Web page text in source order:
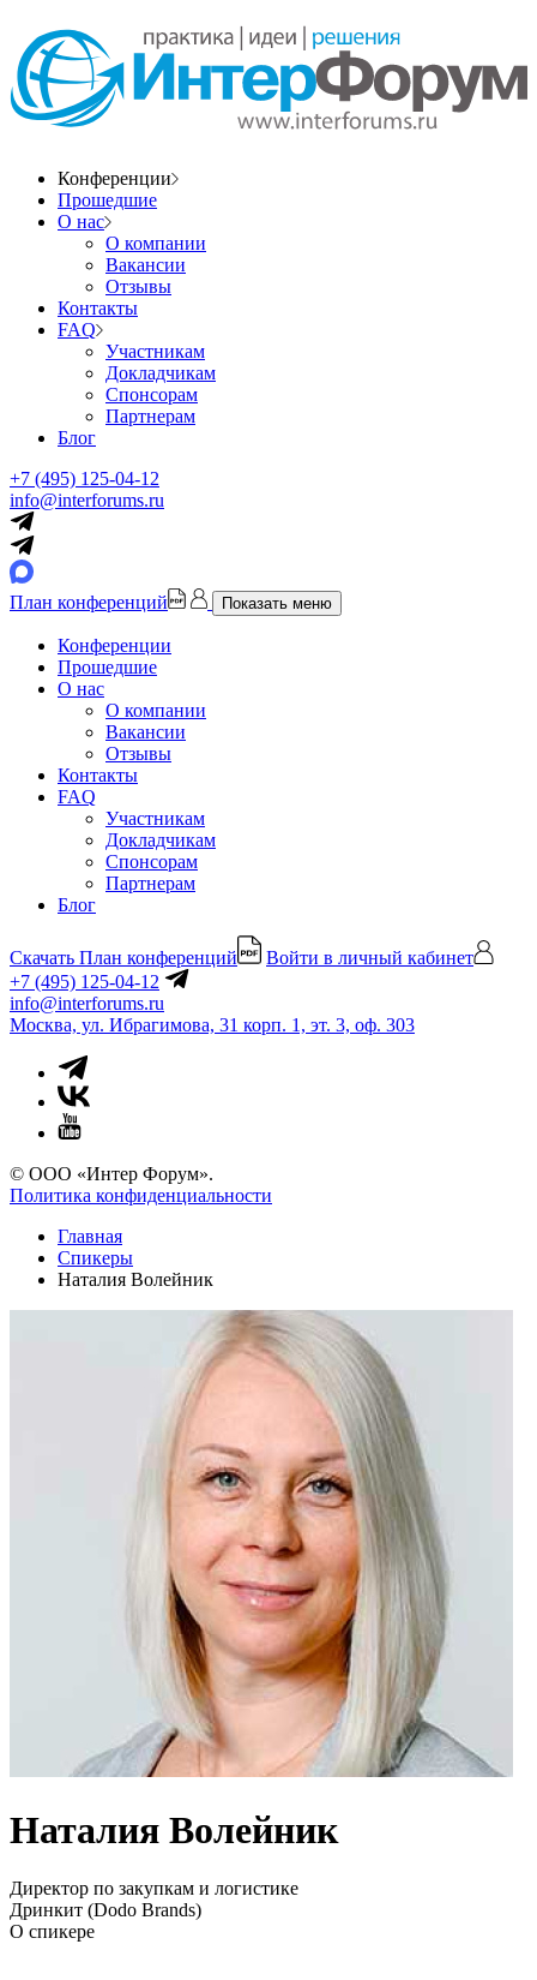
Конференции
Прошедшие
О нас
О компании
Вакансии
Отзывы
Контакты
FAQ
Участникам
Докладчикам
Спонсорам
Партнерам
Блог
+7 (495) 125-04-12
info@interforums.ru
План конференций Показать меню
Конференции
Прошедшие
О нас
О компании
Вакансии
Отзывы
Контакты
FAQ
Участникам
Докладчикам
Спонсорам
Партнерам
Блог
Скачать План конференций
Войти в личный кабинет
+7 (495) 125-04-12
info@interforums.ru
Москва, ул. Ибрагимова, 31 корп. 1, эт. 3, оф. 303
© ООО «Интер Форум».
Политика конфиденциальности
Главная
Спикеры
Наталия Волейник
Наталия Волейник
Директор по закупкам и логистике
Дринкит (Dodo Brands)
О спикере